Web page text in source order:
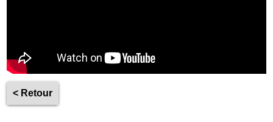
< Retour